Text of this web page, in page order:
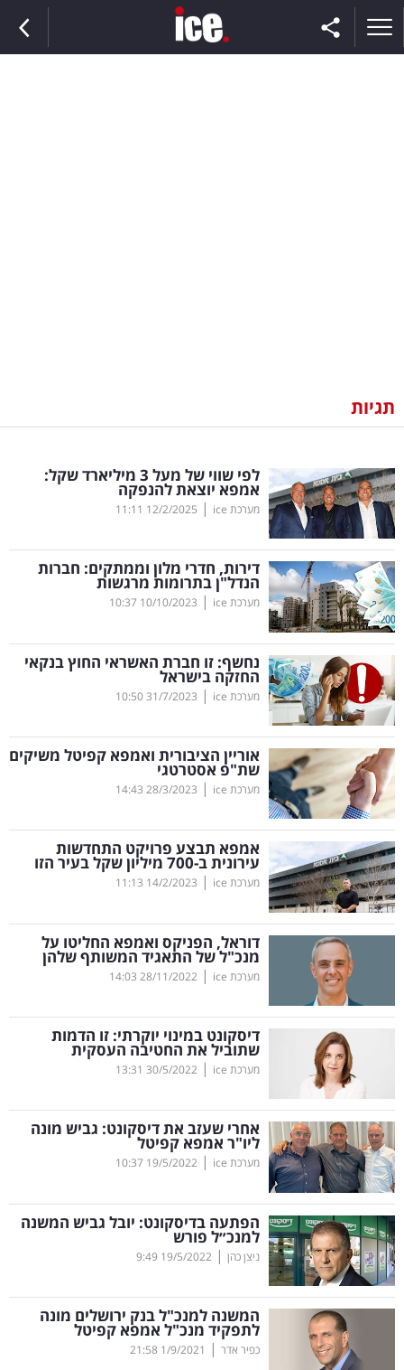
וצרכנות
דיגיטל
וטק
שיווק
ופרסום
משפט
מדדים
ומחקרים
דעות
רכילות
עסקית
קריפטו
ויראלי
טלוויזיה
עסקי
ספורט
קריירה
ולימודים
מינויים
רייטינג
רכב
בריאות
תרבות
ופנאי
תיירות
תגיות
לפי שווי של מעל 3 מיליארד שקל:
אמפא יוצאת להנפקה
מערכת ice |
12/2/2025
11:11
דירות, חדרי מלון וממתקים: חברות
הנדל"ן בתרומות מרגשות
מערכת ice |
10/10/2023
10:37
נחשף: זו חברת האשראי החוץ בנקאי
החזקה בישראל
מערכת ice |
31/7/2023
10:50
אוריין הציבורית ואמפא קפיטל משיקים
שת"פ אסטרטגי
מערכת ice |
28/3/2023
14:43
אמפא תבצע פרויקט התחדשות
עירונית ב-700 מיליון שקל בעיר הזו
מערכת ice |
14/2/2023
11:13
דוראל, הפניקס ואמפא החליטו על
מנכ"ל של התאגיד המשותף שלהן
מערכת ice |
28/11/2022
14:03
דיסקונט במינוי יוקרתי: זו הדמות
שתוביל את החטיבה העסקית
מערכת ice |
30/5/2022
13:31
אחרי שעזב את דיסקונט: גביש מונה
ליו"ר אמפא קפיטל
מערכת ice |
19/5/2022
10:37
הפתעה בדיסקונט: יובל גביש המשנה
למנכ״ל פורש
ניצן כהן |
19/5/2022
9:49
המשנה למנכ"ל בנק ירושלים מונה
לתפקיד מנכ"ל אמפא קפיטל
כפיר אדר |
1/9/2021
21:58